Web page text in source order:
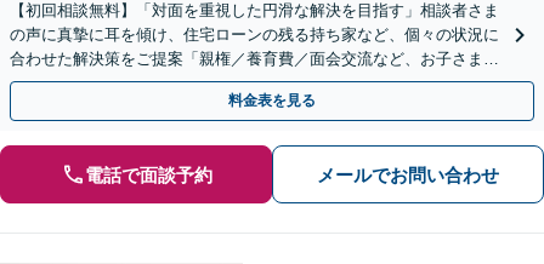
【初回相談無料】「対面を重視した円滑な解決を目指す」相談者さま
の声に真摯に耳を傾け、住宅ローンの残る持ち家など、個々の状況に
合わせた解決策をご提案「親権／養育費／面会交流など、お子さまの
重要な問題に真摯に向き合います」【休日・夜間相談可】
料金表を見る
電話で面談予約 メールでお問い合わせ